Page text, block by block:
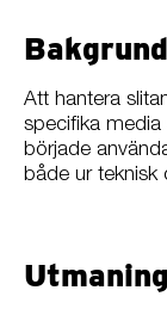
Bakgrund
Att hantera
specifika media
började
både ur teknisk
Utmaning